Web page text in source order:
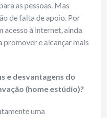
as pessoas. Mas
de falta de apoio. Por
acesso à internet, ainda
promover e alcançar mais
e desvantagens do
(home estúdio)?
uma